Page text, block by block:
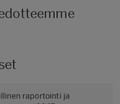
raportointi ja